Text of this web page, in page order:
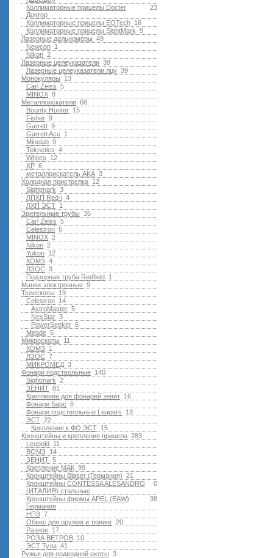
23
Коллиматорные прицелы Docter
Доктор
16
Коллиматорные прицелы EOTech
9
Коллиматорные прицелы SightMark
49
Лазерные дальномеры
1
Newcon
2
Nikon
39
Лазерные целеуказатели
39
Лазерные целеуказатели лцу
13
Монокуляры
5
Carl Zeiss
8
MINOX
68
Металлоискатели
15
Bounty Hunter
9
Fisher
9
Garrett
1
Garrett Ace
9
Minelab
4
Teknetics
12
Whites
6
XP
3
металлоискатель AKA
12
Холодная пристрелка
3
Sightmark
4
ЛПХП Red-i
1
ЛХП ЭСТ
35
Зрительные трубы
5
Carl Zeiss
6
Celestron
2
MINOX
2
Nikon
12
Yukon
4
КОМЗ
3
ЛЗОС
1
Подзорная труба Redfield
9
Манки электронные
19
Телескопы
14
Celestron
5
AstroMaster
3
NexStar
6
PowerSeeker
5
Meade
11
Микроскопы
1
КОМЗ
7
ЛЗОС
3
МИКРОМЕД
140
Фонари подствольные
2
Sightmark
81
ЗЕНИТ
16
Крепление для фонарей зенит
6
Фонари Барс
13
Фонари подствольные Leapers
22
ЭСТ
15
Крепление к ФО ЭСТ
283
Кронштейны и крепления прицела
11
Leupold
14
ВОМЗ
5
ЗЕНИТ
99
Крепление МАК
21
Кронштейны Blaser (Германия)
0
Кронштейны CONTESSA ALESANDRO
(ИТАЛИЯ) стальные
38
Кронштейны фирмы APEL (EAW)
Германия
7
НПЗ
20
Обвес для оружия и тюнинг
17
Разное
10
РОЗА ВЕТРОВ
41
ЭСТ Тула
3
Ружья для подводной оxоты